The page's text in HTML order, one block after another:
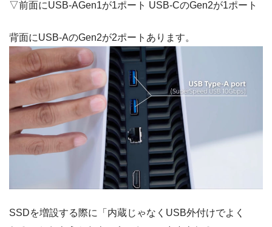
▽前面にUSB-AGen1が1ポート USB-CのGen2が1ポート
背面にUSB-AのGen2が2ポートあります。
SSDを増設する際に「内蔵じゃなくUSB外付けでよく